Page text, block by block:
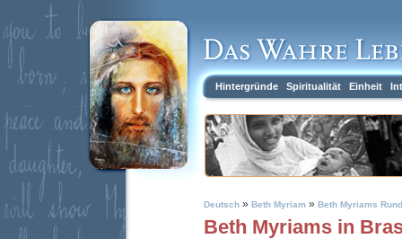
Hintergründe Spiritualität Einheit
Deutsch » Beth Myriam » Beth Myriams
Beth Myriams in